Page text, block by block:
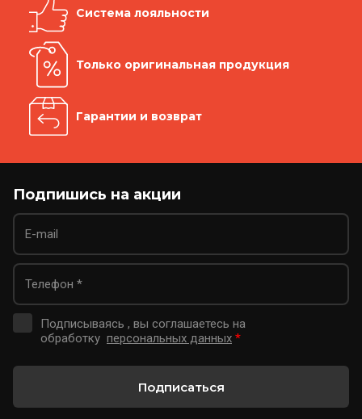
Система лояльности
Только оригинальная продукция
Гарантии и возврат
Подпишись на акции
Подписываясь , вы соглашаетесь на
обработку персональных данных *
Подписаться